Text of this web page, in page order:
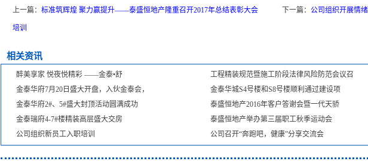
上一篇： 标准筑辉煌 聚力赢提升——泰盛恒地产隆重召开2017年总结表彰大会 下一篇： 公司组织开展情
培训
相关资讯
醉美享家 悦夜悦精彩 ——金泰•舒
工程精装规范暨施工阶段法律风险防范会议召
金泰华府7月20日盛大开盘，入伙金泰会，
金泰华城S4号楼和S8号楼顺利通过建设项
金泰华府2#、5#盛大封顶活动圆满成功
泰盛恒地产2016年客户答谢会暨一代天骄
金泰瑞府4-7#楼精装高层盛大交房
泰盛恒地产举办第三届职工秋季运动会
公司组织新员工入职培训
公司召开“奔跑吧，健康”分享交流会